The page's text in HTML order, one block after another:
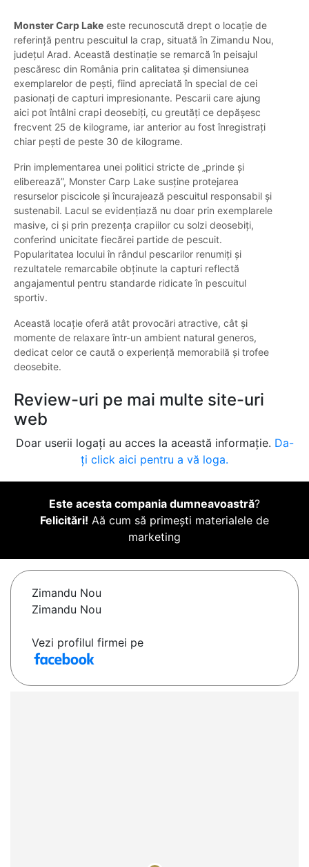
Monster Carp Lake este recunoscută drept o locație de
referință pentru pescuitul la crap, situată în Zimandu Nou,
județul Arad. Această destinație se remarcă în peisajul
pescăresc din România prin calitatea și dimensiunea
exemplarelor de pești, fiind apreciată în special de cei
pasionați de capturi impresionante. Pescarii care ajung
aici pot întâlni crapi deosebiți, cu greutăți ce depășesc
frecvent 25 de kilograme, iar anterior au fost înregistrați
chiar pești de peste 30 de kilograme.
Prin implementarea unei politici stricte de „prinde și
eliberează”, Monster Carp Lake susține protejarea
resurselor piscicole și încurajează pescuitul responsabil și
sustenabil. Lacul se evidențiază nu doar prin exemplarele
masive, ci și prin prezența crapiilor cu solzi deosebiți,
conferind unicitate fiecărei partide de pescuit.
Popularitatea locului în rândul pescarilor renumiți și
rezultatele remarcabile obținute la capturi reflectă
angajamentul pentru standarde ridicate în pescuitul
sportiv.
Această locație oferă atât provocări atractive, cât și
momente de relaxare într-un ambient natural generos,
dedicat celor ce caută o experiență memorabilă și trofee
deosebite.
Review-uri pe mai multe site-uri
web
Doar userii logați au acces la această informație. Da-
ți click aici pentru a vă loga.
Este acesta compania dumneavoastră?
Felicitări! Aă cum să primești materialele de
marketing
Zimandu Nou
Zimandu Nou
Vezi profilul firmei pe